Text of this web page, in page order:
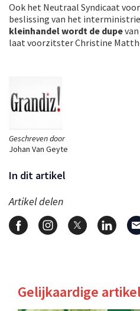
Geschreven door
Johan Van Geyte
In dit artikel
Artikel delen
Ook het Neutraal Syndicaat
beslissing van het
kleinhandel wordt de dupe
laat voorzitster Christine
Gelijkaardige